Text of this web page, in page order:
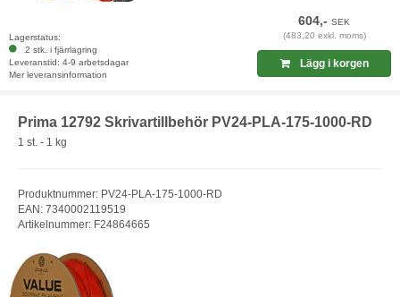
Lagerstatus:
2 stk. i fjärrlagring
Leveranstid: 4-9 arbetsdagar
Mer leveransinformation
604,-SEK
(483,20 exkl. moms)
Lägg i korgen
Prima 12792 Skrivartillbehör PV24-PLA-175-1000-RD
1 st. - 1 kg
Produktnummer: PV24-PLA-175-1000-RD
EAN: 7340002119519
Artikelnummer: F24864665